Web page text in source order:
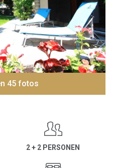
45 fotos
2 + 2 PERSONEN